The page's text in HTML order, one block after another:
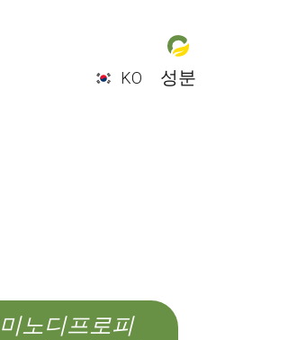
KO
성분
노디프로피